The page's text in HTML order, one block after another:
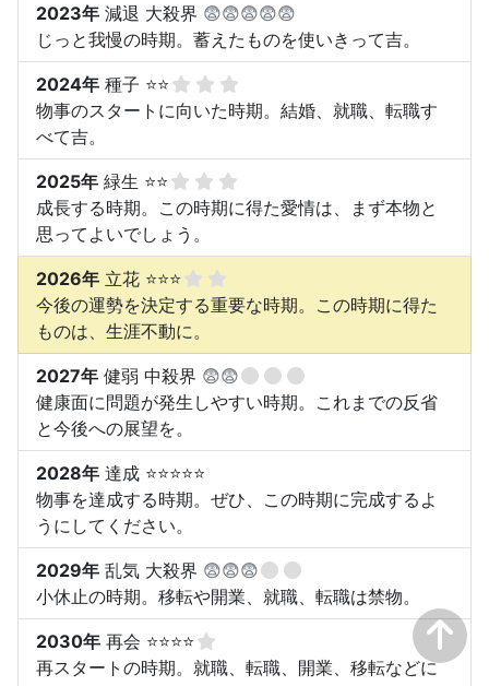
2023年 減退 大殺界 😨😨😨😨😨
じっと我慢の時期。蓄えたものを使いきって吉。
2024年 種子 ⭐⭐
物事のスタートに向いた時期。結婚、就職、転職す
べて吉。
2025年 緑生 ⭐⭐
成長する時期。この時期に得た愛情は、まず本物と
思ってよいでしょう。
2026年 立花 ⭐⭐⭐
今後の運勢を決定する重要な時期。この時期に得た
ものは、生涯不動に。
2027年 健弱 中殺界 😨😨
健康面に問題が発生しやすい時期。これまでの反省
と今後への展望を。
2028年 達成 ⭐⭐⭐⭐⭐
物事を達成する時期。ぜひ、この時期に完成するよ
うにしてください。
2029年 乱気 大殺界 😨😨😨
小休止の時期。移転や開業、就職、転職は禁物。
2030年 再会 ⭐⭐⭐⭐
再スタートの時期。就職、転職、開業、移転などに